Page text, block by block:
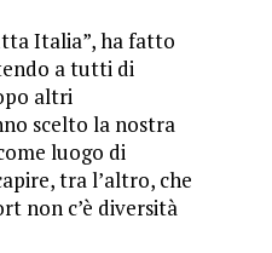
Italia”, ha fatto
a tutti di
altri
scelto la nostra
luogo di
tra l’altro, che
non c’è diversità